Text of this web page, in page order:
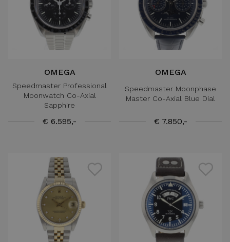
OMEGA
Speedmaster Professional
Moonwatch Co-Axial
Sapphire
€ 6.595,-
OMEGA
Speedmaster Moonphase
Master Co-Axial Blue Dial
€ 7.850,-